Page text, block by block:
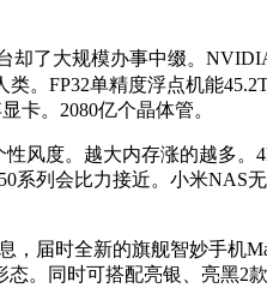
了大规模办事中缀。
类。FP32单精度浮点机能
卡。2080亿个晶体管。
度。越大内存涨的越多。
系列会比力接近。小米NAS
届时全新的旗舰智妙手机
。同时可搭配亮银、亮黑2